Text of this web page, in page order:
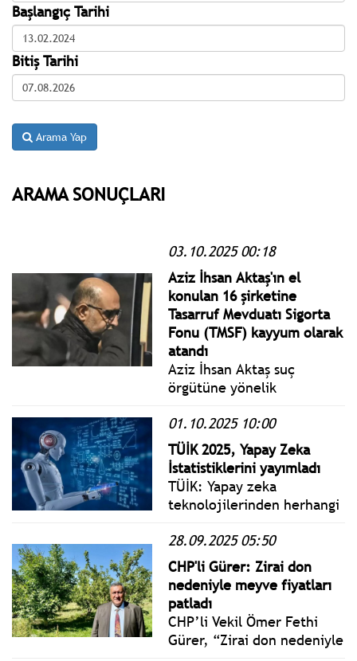
Başlangıç Tarihi
Bitiş Tarihi
Arama Yap
ARAMA SONUÇLARI
03.10.2025 00:18
Aziz İhsan Aktaş'ın el
konulan 16 şirketine
Tasarruf Mevduatı Sigorta
Fonu (TMSF) kayyum olarak
atandı
Aziz İhsan Aktaş suç
örgütüne yönelik
konulan 16 şirkete Tasarruf
Mevduatı Sigorta Fonu
(TMSF) kayyum olarak
atandı.
01.10.2025 10:00
TÜİK 2025, Yapay Zeka
İstatistiklerini yayımladı
TÜİK: Yapay zeka
teknolojilerinden herhangi
girişimler ekonomik
faaliyet grubuna göre
incelendiğinde; yapay
zekanın en fazla %47,1 ile
"bilgi ve iletişim" faaliyeti
yürüten girişimler
tarafından kullanıldığı
28.09.2025 05:50
CHP'li Gürer: Zirai don
nedeniyle meyve fiyatları
patladı
CHP’li Vekil Ömer Fethi
Gürer, “Zirai don nedeniyle